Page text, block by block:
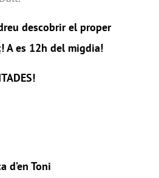
descobrir el proper
A es 12h del migdia!
d’en Toni